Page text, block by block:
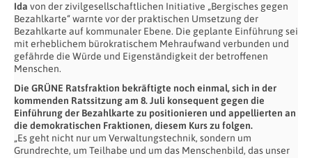
Ida von der zivilgesellschaftlichen Initiative „Bergisches gegen
Bezahlkarte“ warnte vor der praktischen Umsetzung der
Bezahlkarte auf kommunaler Ebene. Die geplante Einführung sei
mit erheblichem bürokratischem Mehraufwand verbunden und
gefährde die Würde und Eigenständigkeit der betroffenen
Menschen.
Die GRÜNE Ratsfraktion bekräftigte noch einmal, sich in der
kommenden Ratssitzung am 8. Juli konsequent gegen die
Einführung der Bezahlkarte zu positionieren und appellierten an
die demokratischen Fraktionen, diesem Kurs zu folgen.
„Es geht nicht nur um Verwaltungstechnik, sondern um
Grundrechte, um Teilhabe und um das Menschenbild, das unser